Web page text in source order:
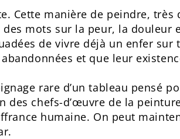
Cette manière de peindre,
mots sur la peur, la douleur
de vivre déjà un enfer sur
et que leur
rare d’un tableau pensé
des chefs-d’œuvre de la
humaine. On peut